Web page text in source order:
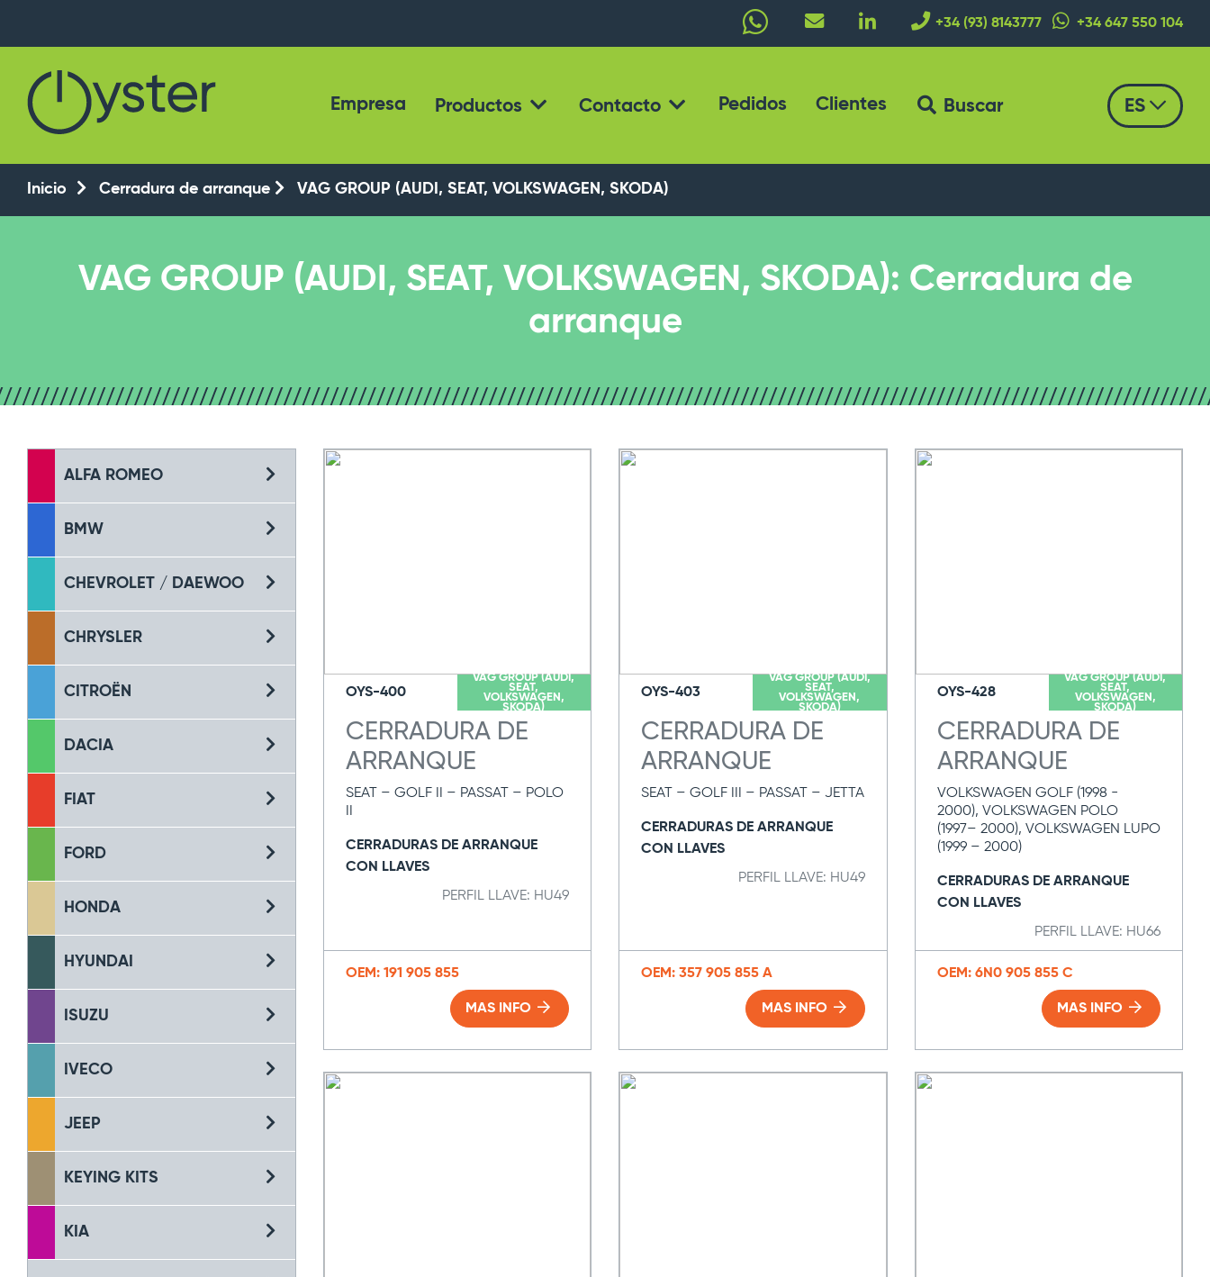
+34 (93) 8143777 +34 647 550 104
Empresa Productos Contacto Pedidos Clientes Buscar ES
Inicio Cerradura de arranque VAG GROUP (AUDI, SEAT, VOLKSWAGEN, SKODA)
VAG GROUP (AUDI, SEAT, VOLKSWAGEN, SKODA): Cerradura de
arranque
ALFA ROMEO
BMW
CHEVROLET / DAEWOO
CHRYSLER
CITROËN
DACIA
FIAT
FORD
HONDA
HYUNDAI
ISUZU
IVECO
JEEP
KEYING KITS
KIA
VAG GROUP (AUDI,
SEAT,
VOLKSWAGEN,
SKODA)
OYS-400
CERRADURA DE
ARRANQUE
SEAT – GOLF II – PASSAT – POLO
CERRADURAS DE ARRANQUE
CON LLAVES
PERFIL LLAVE: HU49
OEM: 191 905 855
MAS INFO
VAG GROUP (AUDI,
SEAT,
VOLKSWAGEN,
SKODA)
OYS-403
CERRADURA DE
ARRANQUE
SEAT – GOLF III – PASSAT – JETTA
CERRADURAS DE ARRANQUE
CON LLAVES
PERFIL LLAVE: HU49
OEM: 357 905 855 A
MAS INFO
VAG GROUP (AUDI,
SEAT,
VOLKSWAGEN,
SKODA)
OYS-428
CERRADURA DE
ARRANQUE
VOLKSWAGEN GOLF (1998 -
2000), VOLKSWAGEN POLO
(1997– 2000), VOLKSWAGEN LUPO
(1999 – 2000)
CERRADURAS DE ARRANQUE
CON LLAVES
PERFIL LLAVE: HU66
OEM: 6N0 905 855 C
MAS INFO